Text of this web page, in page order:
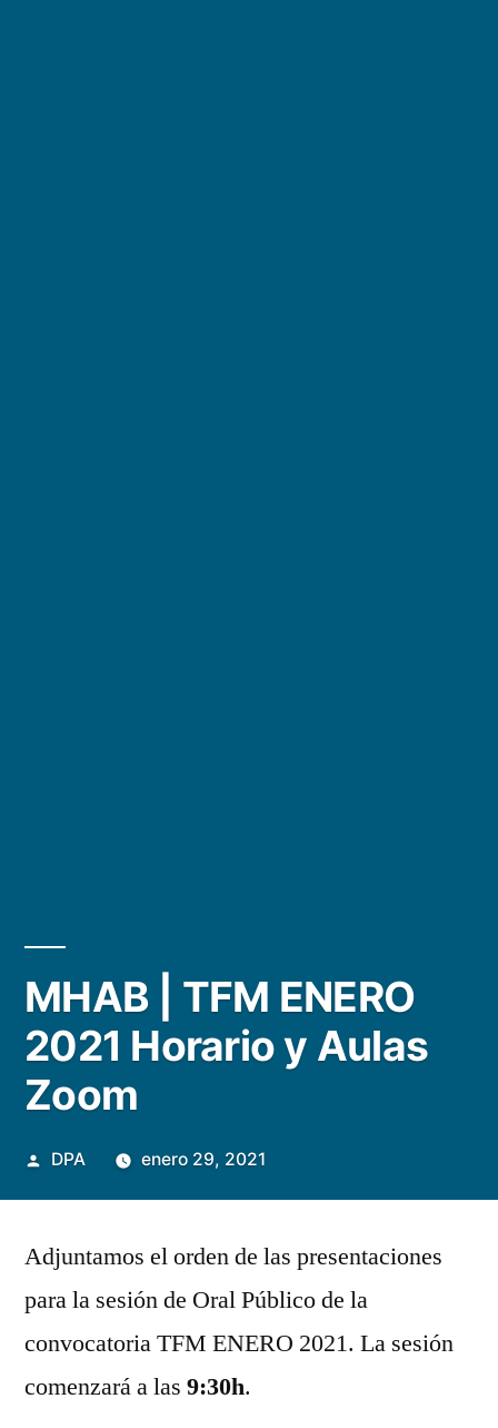
MHAB | TFM ENERO
2021 Horario y Aulas
Zoom
Publicado
DPA enero 29, 2021
Adjuntamos el orden de las presentaciones
para la sesión de Oral Público de la
convocatoria TFM ENERO 2021. La sesión
comenzará a las 9:30h.